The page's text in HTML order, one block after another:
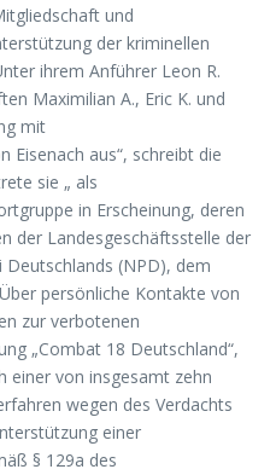
und
der kriminellen
ihrem Anführer Leon R.
Maximilian A., Eric K. und
mit
Eisenach aus“, schreibt die
sie „ als
in Erscheinung, deren
der Landesgeschäftsstelle der
(NPD), dem
Über persönliche Kontakte von
zur verbotenen
„Combat 18 Deutschland“,
einer von insgesamt zehn
wegen des Verdachts
einer
§ 129a des